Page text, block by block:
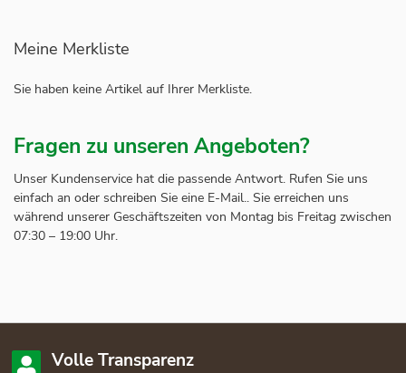
Meine Merkliste
Sie haben keine Artikel auf Ihrer Merkliste.
Fragen zu unseren Angeboten?
Unser Kundenservice hat die passende Antwort. Rufen Sie uns
einfach an oder schreiben Sie eine E-Mail.. Sie erreichen uns
während unserer Geschäftszeiten von Montag bis Freitag zwischen
07:30 – 19:00 Uhr.
Volle Transparenz